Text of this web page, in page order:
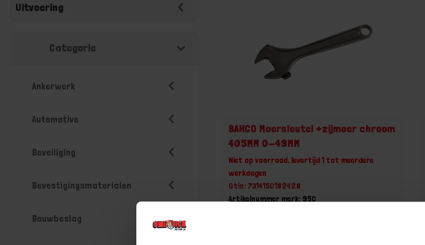
Uitvoering
Categorie
Ankerwerk
Automotive
Beveiliging
Bevestigingsmaterialen
Bouwbeslag
BAHCO Moersleutel +zijmoer chroom
405MM 0-49MM
Niet op voorraad, levertijd 1 tot meerdere
werkdagen
Gtin: 7314150182428
Artikelnummer merk: 95C